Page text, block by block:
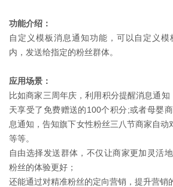
功能介绍：
自定义模板消息通知功能，可以自定义
内，发送给指定的粉丝群体。
应用场景：
比如商家三周年庆，利用积分提醒消息通知
天享受了免费赠送的100个积分;或者母婴
息通知，告知旗下女性粉丝三八节商家自
等等。
自由选择发送群体，不仅让商家更加灵活
粉丝的体验更好；
还能通过对精准粉丝的定向营销，提升营销